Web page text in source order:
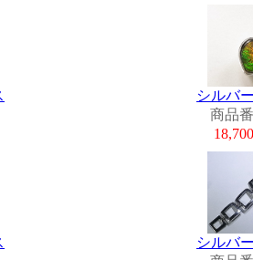
シルバ
商品
シルバ